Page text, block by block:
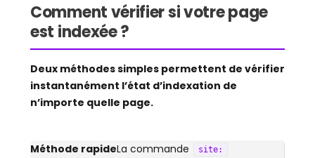
Comment vérifier si votre page
est indexée ?
Deux méthodes simples permettent de vérifier
instantanément l’état d’indexation de
n’importe quelle page.
Méthode rapideLa commande site: